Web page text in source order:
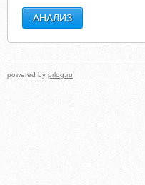
powered by prlog.ru